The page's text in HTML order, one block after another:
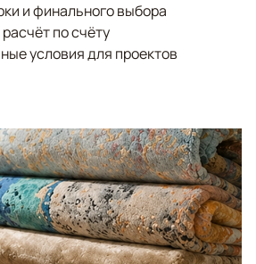
и финального выбора
по счёту
условия для проектов